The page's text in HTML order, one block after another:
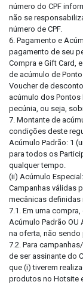
número do CPF
não se
número de CPF.
6. Pagamento e
pagamento de seu
Compra e Gift Card,
de acúmulo de
Voucher de
acúmulo dos
pecúnia, ou seja,
7. Montante de
condições deste
Acúmulo Padrão: 1
para todos os
qualquer tempo.
(ii) Acúmulo
Campanhas válidas
mecânicas
7.1. Em uma
Acúmulo Padrão OU
na oferta, não
7.2. Para
de ser assinante do
que (i) tiverem
produtos no Hotsite